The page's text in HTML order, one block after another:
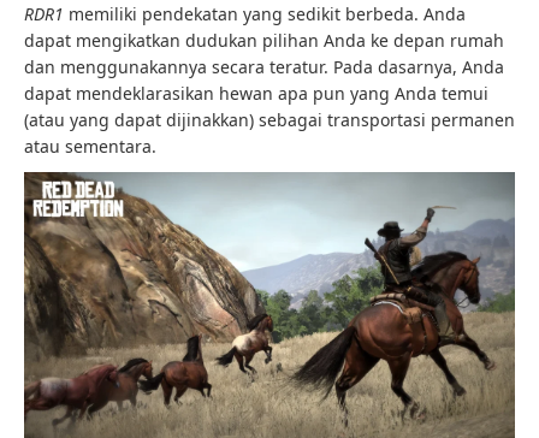
RDR1 memiliki pendekatan yang sedikit berbeda. Anda
dapat mengikatkan dudukan pilihan Anda ke depan rumah
dan menggunakannya secara teratur. Pada dasarnya, Anda
dapat mendeklarasikan hewan apa pun yang Anda temui
(atau yang dapat dijinakkan) sebagai transportasi permanen
atau sementara.